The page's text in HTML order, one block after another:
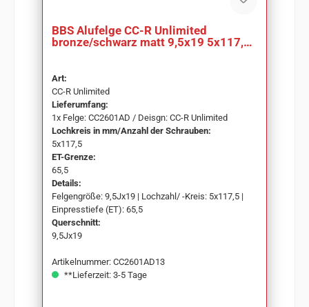
BBS Alufelge CC-R Unlimited
bronze/schwarz matt 9,5x19 5x117,5
Art:
CC-R Unlimited
Lieferumfang:
1x Felge: CC2601AD / Deisgn: CC-R Unlimited
Lochkreis in mm/Anzahl der Schrauben:
5x117,5
ET-Grenze:
65,5
Details:
Felgengröße: 9,5Jx19 | Lochzahl/ -Kreis: 5x117,5 |
Einpresstiefe (ET): 65,5
Querschnitt:
9,5Jx19
Artikelnummer: CC2601AD13
**Lieferzeit: 3-5 Tage